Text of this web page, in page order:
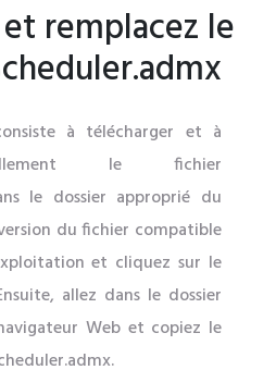
remplacez le
à télécharger et à
le fichier
le dossier approprié du
du fichier compatible
et cliquez sur le
allez dans le dossier
Web et copiez le